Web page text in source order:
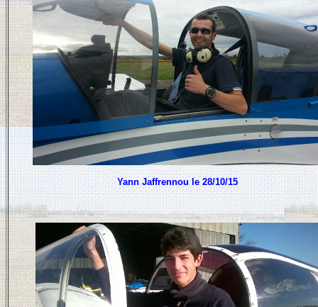
Yann Jaffrennou le 28/10/15